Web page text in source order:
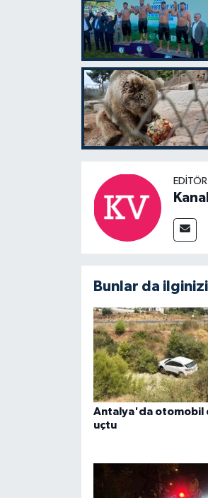
Bunlar da
Antalya'da otomobil
uçtu